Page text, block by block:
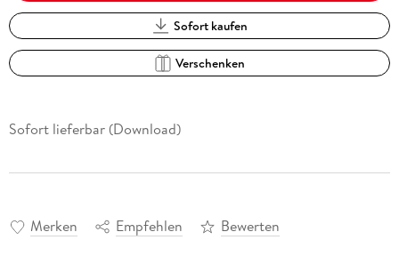
Sofort kaufen
Verschenken
Sofort lieferbar (Download)
Merken Empfehlen Bewerten